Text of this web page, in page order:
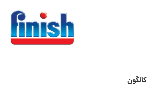
کالگون